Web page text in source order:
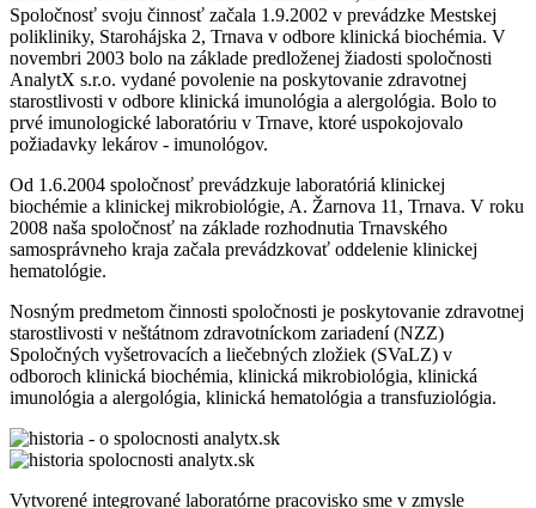
Spoločnosť svoju činnosť začala 1.9.2002 v prevádzke Mestskej
polikliniky, Starohájska 2, Trnava v odbore klinická biochémia. V
novembri 2003 bolo na základe predloženej žiadosti spoločnosti
AnalytX s.r.o. vydané povolenie na poskytovanie zdravotnej
starostlivosti v odbore klinická imunológia a alergológia. Bolo to
prvé imunologické laboratóriu v Trnave, ktoré uspokojovalo
požiadavky lekárov - imunológov.
Od 1.6.2004 spoločnosť prevádzkuje laboratóriá klinickej
biochémie a klinickej mikrobiológie, A. Žarnova 11, Trnava. V roku
2008 naša spoločnosť na základe rozhodnutia Trnavského
samosprávneho kraja začala prevádzkovať oddelenie klinickej
hematológie.
Nosným predmetom činnosti spoločnosti je poskytovanie zdravotnej
starostlivosti v neštátnom zdravotníckom zariadení (NZZ)
Spoločných vyšetrovacích a liečebných zložiek (SVaLZ) v
odboroch klinická biochémia, klinická mikrobiológia, klinická
imunológia a alergológia, klinická hematológia a transfuziológia.
Vytvorené integrované laboratórne pracovisko sme v zmysle